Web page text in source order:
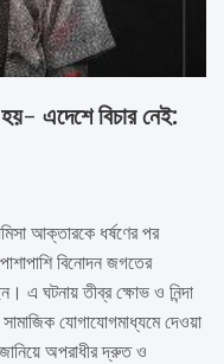
এদেশে বিচার নেই:
আক্তারকে ধর্ষণের পর
বিনোদন জগতের
এ ঘটনায় তীব্র ক্ষোভ ও নিন্দা
যোগাযোগমাধ্যমে দেওয়া
অপরাধীর দ্রুত ও